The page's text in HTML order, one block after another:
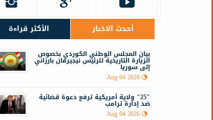
أحدث الاخبار الأكثر قراءة
‏‏بيان المجلس الوطني الكوردي بخصوص
الزيارة التاريخية للرئيس نيجيرفان بارزاني
إلى سوريا
Aug 04 2026
"25" ولاية أمريكية ترفع دعوة قضائية
ضد إدارة ترامب
Aug 04 2026